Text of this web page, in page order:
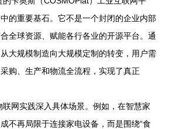
的重要基石。它不是一个封闭的企业内部
全球资源、赋能各行各业的开源平台。通
大规模制造向大规模定制的转变，用户需
购、生产和物流全流程，实现了真正
联网实践深入具体场景。例如，在智慧家
不再局限于连接家电设备，而是围绕“食